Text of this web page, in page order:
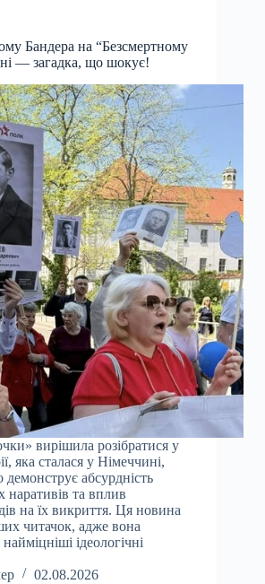
Бандера на “Безсмертному
— загадка, що шокує!
вирішила розібратися у
яка сталася у Німеччині,
абсурдність
наративів та вплив
на їх викриття. Ця новина
читачок, адже вона
ідеологічні
02.08.2026